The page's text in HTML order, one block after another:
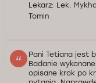
Lekarz: Lek.
Tomin
Pani Tetiana jest
Badanie
opisane krok po